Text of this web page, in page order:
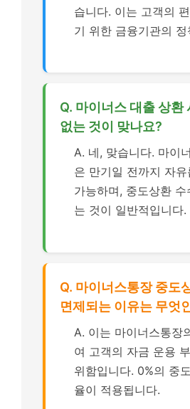
습니다. 이는 고객의
기 위한 금융기관의 정
Q. 마이너스 대출 상환
없는 것이 맞나요?
A. 네, 맞습니다. 마이
은 만기일 전까지 자유
가능하며, 중도상환 수
는 것이 일반적입니다.
Q. 마이너스통장 중도
면제되는 이유는 무엇
A. 이는 마이너스통장
여 고객의 자금 운용
위함입니다. 0%의 중
율이 적용됩니다.